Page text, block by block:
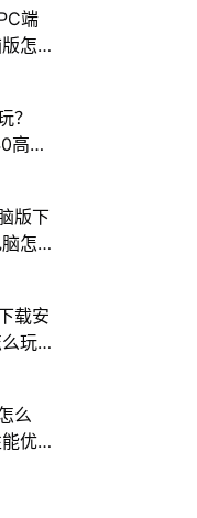
端
怎
？
高帧
版下
怎
载安
玩
么
优